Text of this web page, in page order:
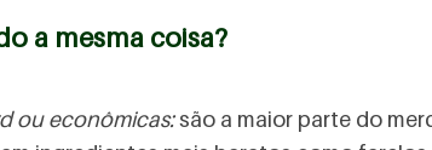
a mesma coisa?
ou econômicas:são a maior parte do